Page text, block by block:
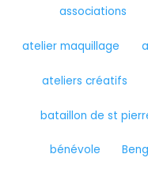
associations
atelier maquillage
ateliers créatifs
bataillon de st
bénévole